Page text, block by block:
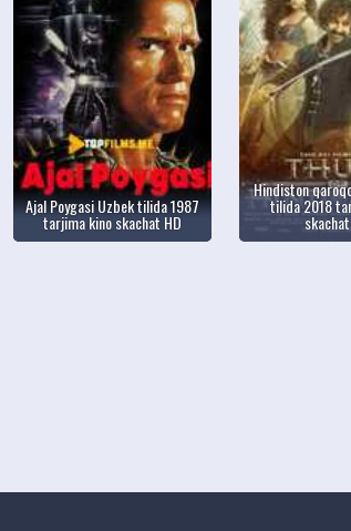
Ajal Poygasi Uzbek tilida 1987
tarjima kino skachat HD
Hindiston
tilida 2018